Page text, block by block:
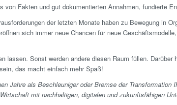
Fakten und gut dokumentierten Annahmen, fundierte
der letzten Monate haben zu Bewegung in
sich immer neue Chancen für neue
lassen. Sonst werden andere diesen Raum füllen.
das macht einfach mehr Spaß!
Jahre als Beschleuniger oder Bremse der Transformation
mit nachhaltigen, digitalen und zukunftsfähigen